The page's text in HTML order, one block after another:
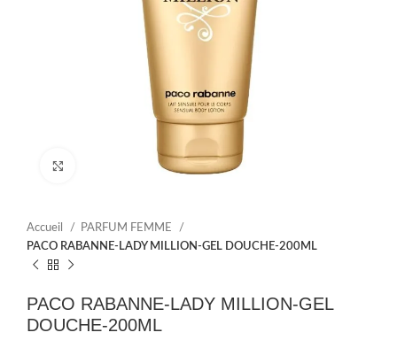
Accueil
PARFUM FEMME
PACO RABANNE-LADY MILLION-GEL DOUCHE-200ML
PACO RABANNE-LADY MILLION-GEL
DOUCHE-200ML